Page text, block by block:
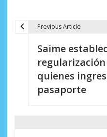
Previous Article
Saime
quienes
pasaporte